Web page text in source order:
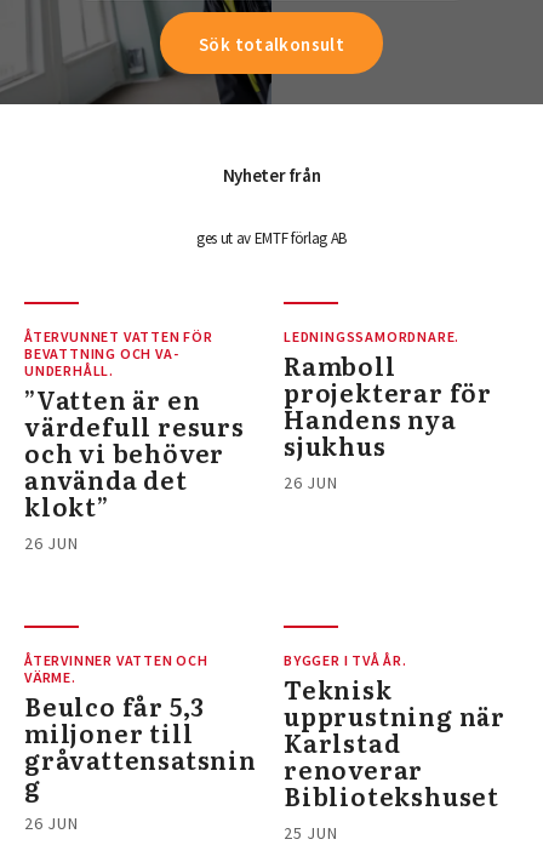
Nyheter från
ges ut av EMTF förlag AB
ÅTERVUNNET VATTEN FÖR
BEVATTNING OCH VA-
UNDERHÅLL.
”Vatten är en
värdefull resurs
och vi behöver
använda det
klokt”
26 JUN
LEDNINGSSAMORDNARE.
Ramboll
projekterar för
Handens nya
sjukhus
26 JUN
ÅTERVINNER VATTEN OCH
VÄRME.
Beulco får 5,3
miljoner till
gråvattensatsnin
g
26 JUN
BYGGER I TVÅ ÅR.
Teknisk
upprustning när
Karlstad
renoverar
Bibliotekshuset
25 JUN